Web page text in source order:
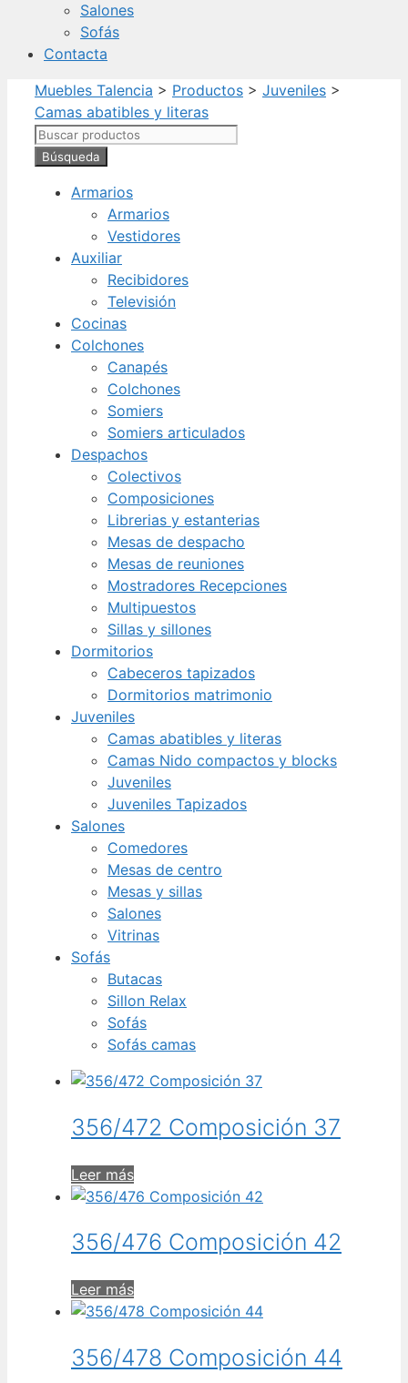
Salones
Sofás
Contacta
Muebles Talencia > Productos > Juveniles >
Camas abatibles y literas
Armarios
Armarios
Vestidores
Auxiliar
Recibidores
Televisión
Cocinas
Colchones
Canapés
Colchones
Somiers
Somiers articulados
Despachos
Colectivos
Composiciones
Librerias y estanterias
Mesas de despacho
Mesas de reuniones
Mostradores Recepciones
Multipuestos
Sillas y sillones
Dormitorios
Cabeceros tapizados
Dormitorios matrimonio
Juveniles
Camas abatibles y literas
Camas Nido compactos y blocks
Juveniles
Juveniles Tapizados
Salones
Comedores
Mesas de centro
Mesas y sillas
Salones
Vitrinas
Sofás
Butacas
Sillon Relax
Sofás
Sofás camas
356/472 Composición 37
Leer más
356/476 Composición 42
Leer más
356/478 Composición 44